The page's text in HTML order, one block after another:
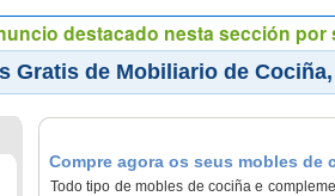
Gratis de Mobiliario de
Compre agora os seus mobles de
Todo tipo de mobles de cociña e
destacado nesta sección